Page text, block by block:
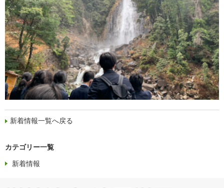
新着情報一覧へ戻る
カテゴリー一覧
新着情報